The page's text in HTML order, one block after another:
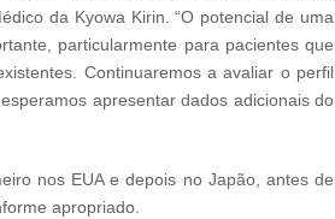
da Kyowa Kirin. “O potencial de uma
particularmente para pacientes que
Continuaremos a avaliar o perfil
apresentar dados adicionais do
nos EUA e depois no Japão, antes de
apropriado.